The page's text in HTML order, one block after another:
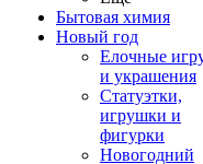
Бытовая химия
Новый год
Елочные
и украшения
Статуэтки,
игрушки и
фигурки
Новогодний